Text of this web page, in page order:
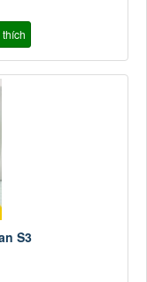
thích
S3